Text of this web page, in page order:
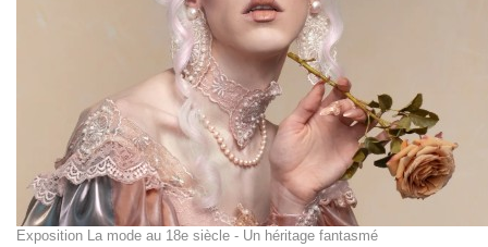
Exposition La mode au 18e siècle - Un héritage fantasmé